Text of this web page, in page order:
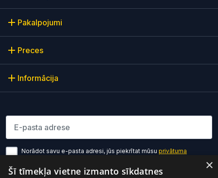
Pakalpojumi
Preces
Informācija
Lūdzu ievadiet e-pasta adresi
Norādot savu e-pasta adresi, jūs piekrītat mūsu privātuma
×
Šī tīmekļa vietne izmanto sīkdatnes